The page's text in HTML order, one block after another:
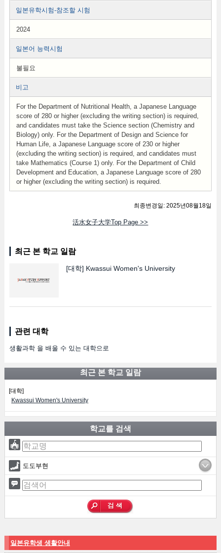
일본유학시험-참조할 시험
2024
일본어 능력시험
불필요
비고
For the Department of Nutritional Health, a Japanese Language
score of 280 or higher (excluding the writing section) is required,
and candidates must take the Science section (Chemistry and
Biology) only. For the Department of Design and Science for
Human Life, a Japanese Language score of 230 or higher
(excluding the writing section) is required, and candidates must
take Mathematics (Course 1) only. For the Department of Child
Development and Education, a Japanese Language score of 280
or higher (excluding the writing section) is required.
최종변경일: 2025년08월18일
活水女子大学Top Page >>
최근 본 학교 일람
[대학] Kwassui Women's University
관련 대학
생활과학 을 배울 수 있는 대학으로
최근 본 학교 일람
[대학]
Kwassui Women's University
학교를 검색
도도부현
일본유학생 생활안내